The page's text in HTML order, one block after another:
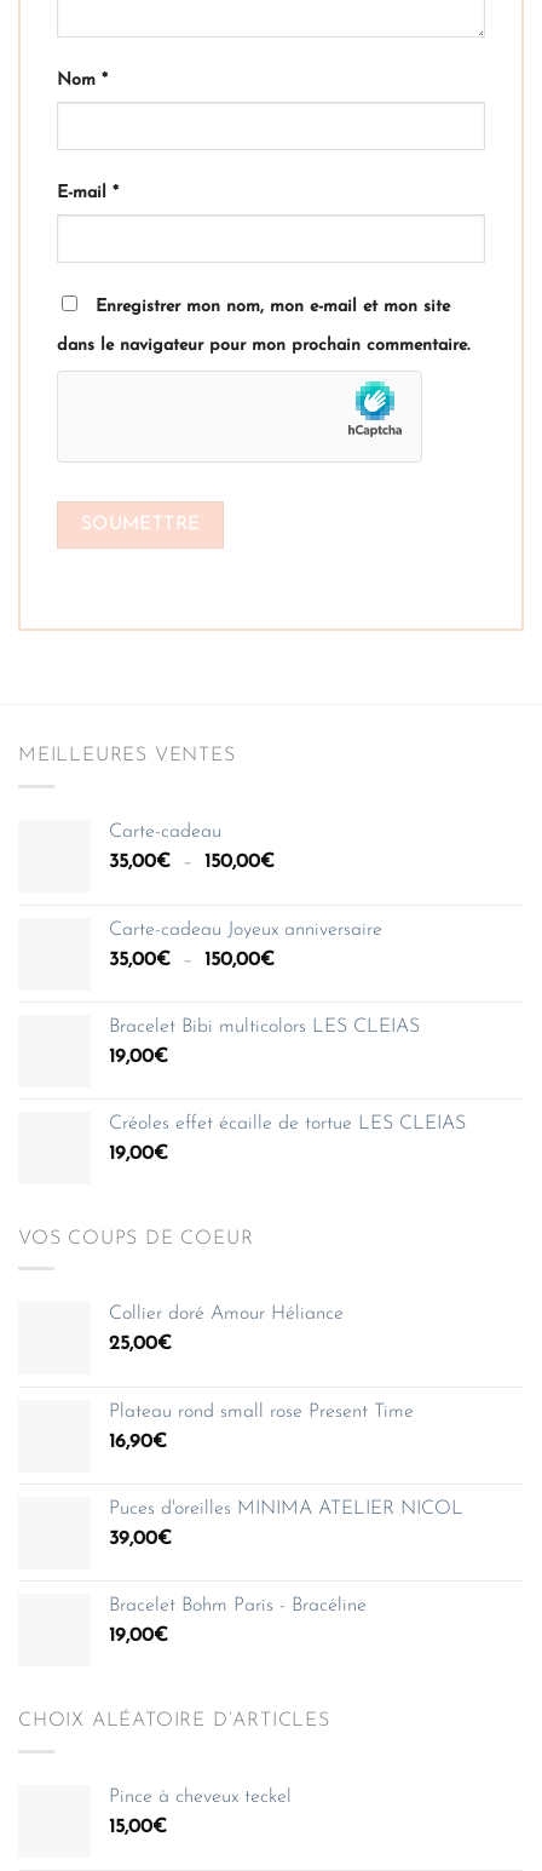
Nom *
E-mail *
Enregistrer mon nom, mon e-mail et mon site
dans le navigateur pour mon prochain commentaire.
MEILLEURES VENTES
Carte-cadeau
35,00€ – 150,00€Plage
35,00€
à
Carte-cadeau Joyeux anniversaire
35,00€ – 150,00€Plage
35,00€
Bracelet Bibi multicolors LES CLEIAS
19,00€
Créoles effet écaille de tortue LES CLEIAS
19,00€
VOS COUPS DE COEUR
Collier doré Amour Héliance
25,00€
Plateau rond small rose Present Time
16,90€
Puces d'oreilles MINIMA ATELIER NICOL
39,00€
Bracelet Bohm Paris - Bracéline
19,00€
CHOIX ALÉATOIRE D’ARTICLES
Pince à cheveux teckel
15,00€